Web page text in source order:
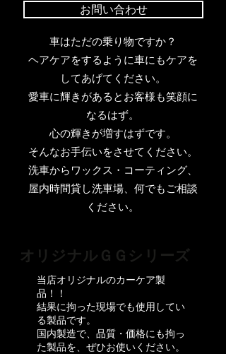
お問い合わせ
​車はただの乗り物ですか？
ヘアケアをするように車にもケアを
してあげてください。
愛車に輝きがあるとお客様も笑顔に
なるはず。
心の輝きが増すはずです。
そんなお手伝いをさせてください。
​洗車からワックス・コーティング、
屋内時間貸し洗車場、何でもご相談
ください。
​オリジナルＧＧシリーズ
当店オリジナルのカーケア製
品！！
結果に拘った現場でも使用してい
る製品です。
国内製造で​、品質・価格にも拘っ
た製品を、ぜひお使いください。